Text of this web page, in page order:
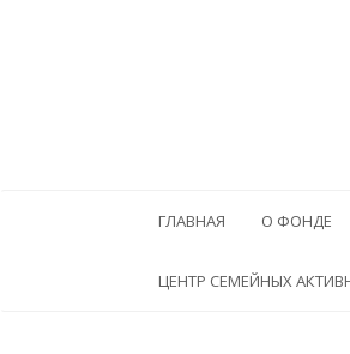
ГЛАВНАЯ О ФОНДЕ
ЦЕНТР СЕМЕЙНЫХ